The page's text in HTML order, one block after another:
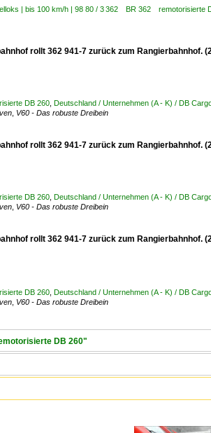
| bis 100 km/h | 98 80 / 3 362 BR 362 remotorisierte
rollt 362 941-7 zurück zum Rangierbahnhof.
DB 260 Deutschland / Unternehmen (A - K) / DB
V60 - Das robuste Dreibein
rollt 362 941-7 zurück zum Rangierbahnhof.
DB 260 Deutschland / Unternehmen (A - K) / DB
V60 - Das robuste Dreibein
rollt 362 941-7 zurück zum Rangierbahnhof.
DB 260 Deutschland / Unternehmen (A - K) / DB
V60 - Das robuste Dreibein
DB 260"